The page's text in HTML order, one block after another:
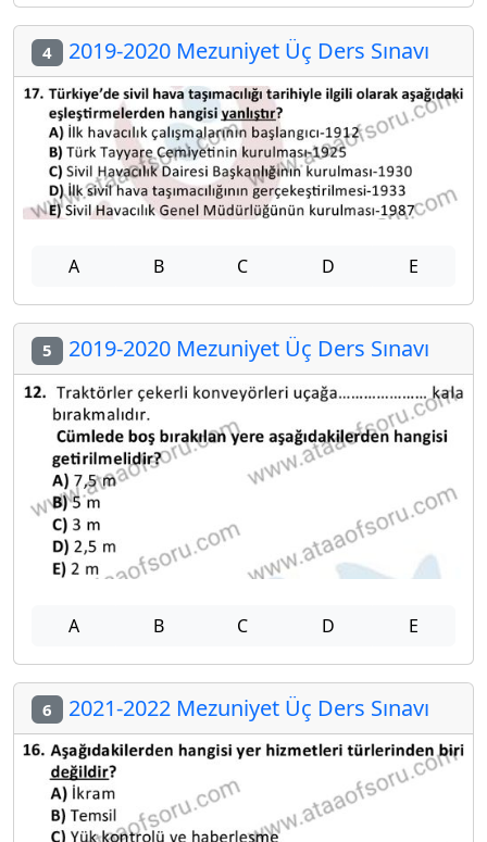
4 2019-2020 Mezuniyet Üç Ders Sınavı
A B C D E
5 2019-2020 Mezuniyet Üç Ders Sınavı
A B C D E
6 2021-2022 Mezuniyet Üç Ders Sınavı